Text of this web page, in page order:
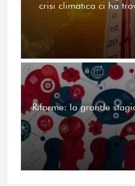
crisi climatica ci ha
Riforme: la grande